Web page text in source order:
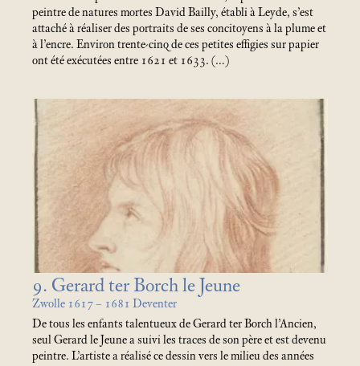
peintre de natures mortes David Bailly, établi à Leyde, s’est
attaché à réaliser des portraits de ses concitoyens à la plume et
à l’encre. Environ trente-cinq de ces petites effigies sur papier
ont été exécutées entre 1621 et 1633. (…)
9. Gerard ter Borch le Jeune
Zwolle 1617 – 1681 Deventer
De tous les enfants talentueux de Gerard ter Borch l’Ancien,
seul Gerard le Jeune a suivi les traces de son père et est devenu
peintre. L’artiste a réalisé ce dessin vers le milieu des années